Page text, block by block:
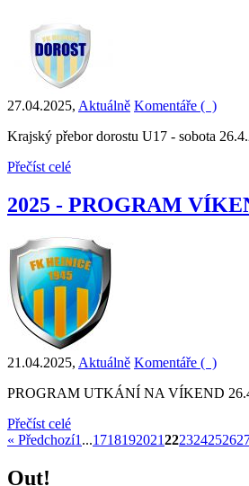
27.04.2025, Aktuálně Komentáře ( )
Krajský přebor dorostu U17 - sobota
Přečíst celé
2025 - PROGRAM
21.04.2025, Aktuálně Komentáře ( )
PROGRAM UTKÁNÍ NA VÍKEND
Přečíst celé
« Předchozí1 ...17181920212223242526
Out!